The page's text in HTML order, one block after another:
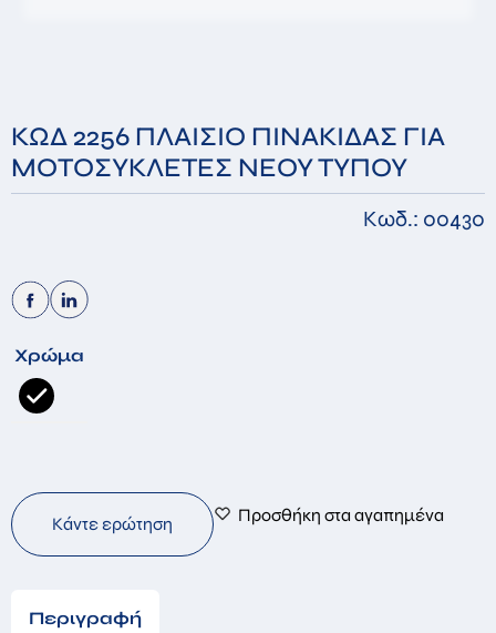
ΚΩΔ 2256 ΠΛΑΙΣΙΟ ΠΙΝΑΚΙΔΑΣ ΓΙΑ
ΜΟΤΟΣΥΚΛΕΤΕΣ ΝΕΟΥ ΤΥΠΟΥ
Κωδ.: 00430
Χρώμα
Κάντε ερώτηση Προσθήκη στα αγαπημένα
Περιγραφή